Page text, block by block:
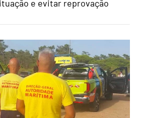
e evitar reprovação